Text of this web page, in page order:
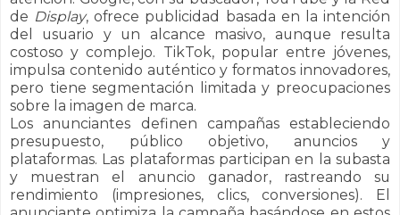
de Display, ofrece publicidad basada en la intención
del usuario y un alcance masivo, aunque resulta
costoso y complejo. TikTok, popular entre jóvenes,
impulsa contenido auténtico y formatos innovadores,
pero tiene segmentación limitada y preocupaciones
sobre la imagen de marca.
Los anunciantes definen campañas estableciendo
presupuesto, público objetivo, anuncios y
plataformas. Las plataformas participan en la subasta
y muestran el anuncio ganador, rastreando su
rendimiento (impresiones, clics, conversiones). El